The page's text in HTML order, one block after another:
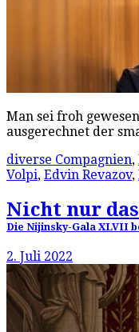
Man sei froh
ausgerechnet der
diverse Compagnien,
Volpi, Edvin Revazov,
Nicht nur
Die Nijinsky-Gala XLVII
2. Juli 2022